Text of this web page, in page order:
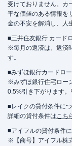
受けておりません。カ
平な価値のある情報を
金の不安を解消し、人
■三井住友銀行 カード
※毎月の返済は、返済
す。
■みずほ銀行カードロ
※みずほ銀行住宅ロー
0.5%引き下がります。
■レイクの貸付条件に
詳細の貸付条件はこち
■アイフルの貸付条件
※【商号】アイフル株